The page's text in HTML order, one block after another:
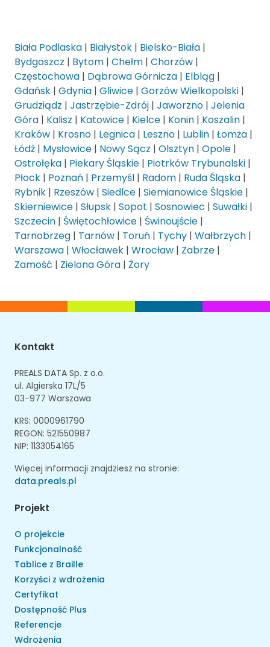
Biała Podlaska | Białystok | Bielsko-Biała |
Bydgoszcz | Bytom | Chełm | Chorzów |
Częstochowa | Dąbrowa Górnicza | Elbląg |
Gdańsk | Gdynia | Gliwice | Gorzów Wielkopolski |
Grudziądz | Jastrzębie-Zdrój | Jaworzno | Jelenia
Góra | Kalisz | Katowice | Kielce | Konin | Koszalin |
Kraków | Krosno | Legnica | Leszno | Lublin | Łomża |
Łódź | Mysłowice | Nowy Sącz | Olsztyn | Opole |
Ostrołęka | Piekary Śląskie | Piotrków Trybunalski |
Płock | Poznań | Przemyśl | Radom | Ruda Śląska |
Rybnik | Rzeszów | Siedlce | Siemianowice Śląskie |
Skierniewice | Słupsk | Sopot | Sosnowiec | Suwałki |
Szczecin | Świętochłowice | Świnoujście |
Tarnobrzeg | Tarnów | Toruń | Tychy | Wałbrzych |
Warszawa | Włocławek | Wrocław | Zabrze |
Zamość | Zielona Góra | Żory
Kontakt
PREALS DATA Sp. z o.o.
ul. Algierska 17L/5
03-977 Warszawa
KRS: 0000961790
REGON: 521550987
NIP: 1133054165
Więcej informacji znajdziesz na stronie:
data.preals.pl
Projekt
O projekcie
Funkcjonalność
Tablice z Braille
Korzyści z wdrożenia
Certyfikat
Dostępność Plus
Referencje
Wdrożenia